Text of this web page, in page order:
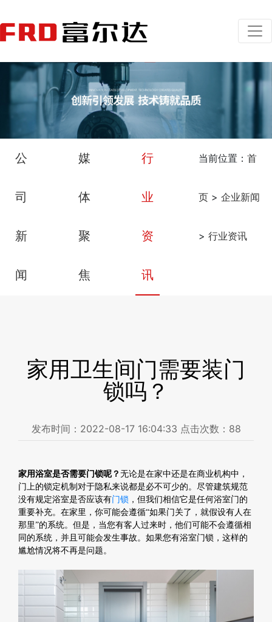
公
司
新
闻
媒
体
聚
焦
行
业
资
讯
当前位置： 首
页 > 企业新闻
> 行业资讯
家用卫生间门需要装门
锁吗？
发布时间： 2022-08-17 16:04:33 点击次数： 88
家用浴室是否需要门锁呢？ 无论是在家中还是在商业机构中，
门上的锁定机制对于隐私来说都是必不可少的。尽管建筑规范
没有规定浴室是否应该有门锁 ，但我们相信它是任何浴室门的
重要补充。在家里，你可能会遵循“如果门关了，就假设有人在
那里”的系统。但是，当您有客人过来时，他们可能不会遵循相
同的系统，并且可能会发生事故。如果您有浴室门锁，这样的
尴尬情况将不再是问题。